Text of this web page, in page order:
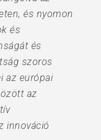
és nyomon
és
és
szoros
az európai
az
innováció